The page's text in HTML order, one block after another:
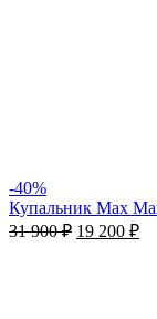
-40%
Купальник Max
31 900₽ 19 200 ₽